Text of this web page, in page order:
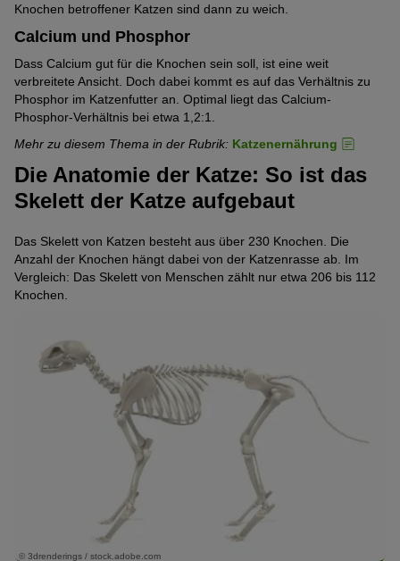
Knochen betroffener Katzen sind dann zu weich.
Calcium und Phosphor
Dass Calcium gut für die Knochen sein soll, ist eine weit
verbreitete Ansicht. Doch dabei kommt es auf das Verhältnis zu
Phosphor im Katzenfutter an. Optimal liegt das Calcium-
Phosphor-Verhältnis bei etwa 1,2:1.
Mehr zu diesem Thema in der Rubrik: Katzenernährung
Die Anatomie der Katze: So ist das
Skelett der Katze aufgebaut
Das Skelett von Katzen besteht aus über 230 Knochen. Die
Anzahl der Knochen hängt dabei von der Katzenrasse ab. Im
Vergleich: Das Skelett von Menschen zählt nur etwa 206 bis 112
Knochen.
© 3drenderings / stock.adobe.com